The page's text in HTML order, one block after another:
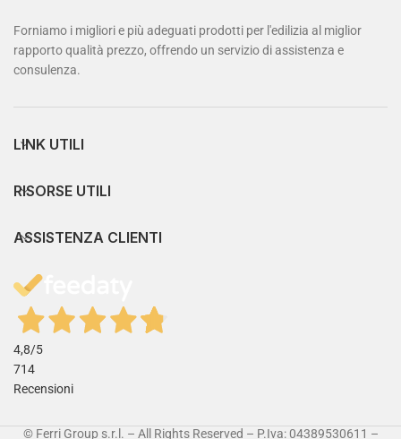
Forniamo i migliori e più adeguati prodotti per l'edilizia al miglior
rapporto qualità prezzo, offrendo un servizio di assistenza e
consulenza.
LINK UTILI
RISORSE UTILI
ASSISTENZA CLIENTI
4,8/5
714
Recensioni
© Ferri Group s.r.l. – All Rights Reserved – P.Iva: 04389530611 –